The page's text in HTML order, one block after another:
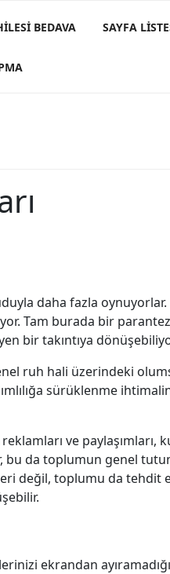
BEDAVA SAYFA
daha fazla
Tam burada bir
bir takıntıya
ruh hali üzerindeki
sürüklenme
ve paylaşımları,
bu da toplumun genel
değil, toplumu da tehdit
ekrandan